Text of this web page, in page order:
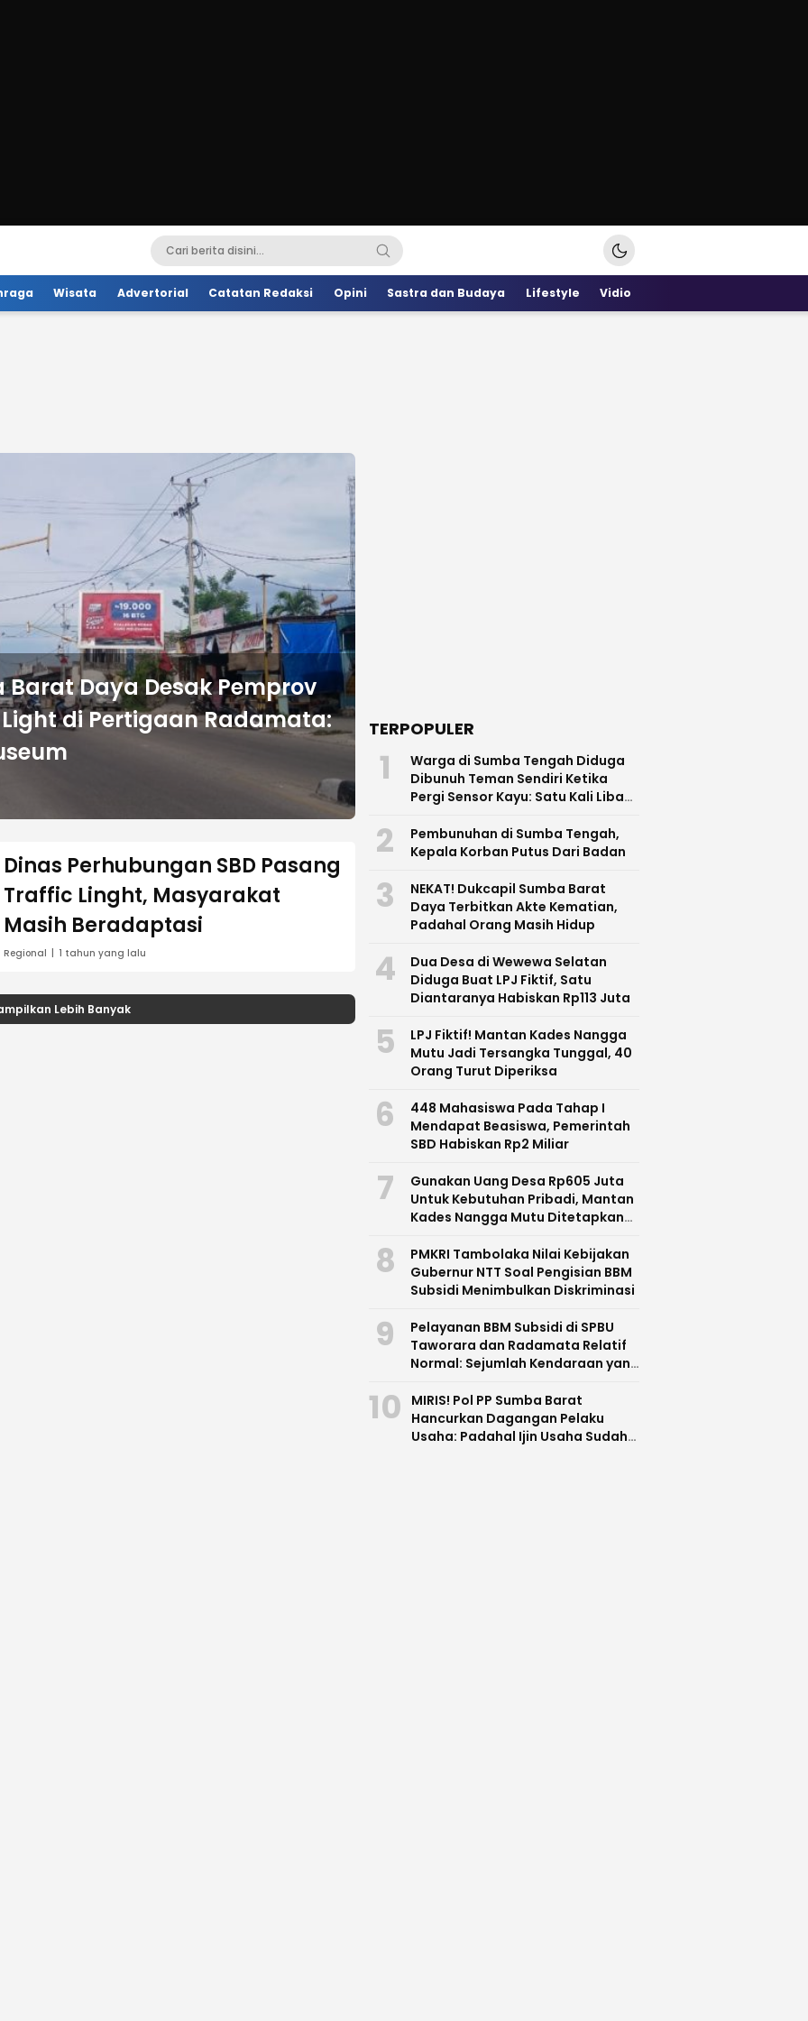
Wisata Advertorial Catatan Redaksi Opini Sastra dan Budaya Lifestyle Vidio
Daya Desak Pemprov
di Pertigaan Radamata:
Dinas Perhubungan SBD Pasang
Traffic Linght, Masyarakat
Masih Beradaptasi
Regional 1 tahun yang lalu
Lebih Banyak
TERPOPULER
1
Warga di Sumba Tengah Diduga
Dibunuh Teman Sendiri Ketika
Pergi Sensor Kayu: Satu Kali Libas,
Tanah
2
Pembunuhan di Sumba Tengah,
Kepala Korban Putus Dari Badan
3
NEKAT! Dukcapil Sumba Barat
Daya Terbitkan Akte Kematian,
Padahal Orang Masih Hidup
4
Dua Desa di Wewewa Selatan
Diduga Buat LPJ Fiktif, Satu
Diantaranya Habiskan Rp113 Juta
5
LPJ Fiktif! Mantan Kades Nangga
Mutu Jadi Tersangka Tunggal, 40
Orang Turut Diperiksa
6
448 Mahasiswa Pada Tahap I
Mendapat Beasiswa, Pemerintah
SBD Habiskan Rp2 Miliar
7
Gunakan Uang Desa Rp605 Juta
Untuk Kebutuhan Pribadi, Mantan
Kades Nangga Mutu Ditetapkan
8
PMKRI Tambolaka Nilai Kebijakan
Gubernur NTT Soal Pengisian BBM
Subsidi Menimbulkan Diskriminasi
9
Pelayanan BBM Subsidi di SPBU
Taworara dan Radamata Relatif
Normal: Sejumlah Kendaraan yang
10
MIRIS! Pol PP Sumba Barat
Hancurkan Dagangan Pelaku
Usaha: Padahal Ijin Usaha Sudah